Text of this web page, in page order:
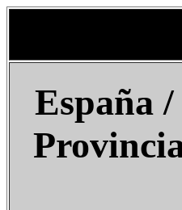
España/